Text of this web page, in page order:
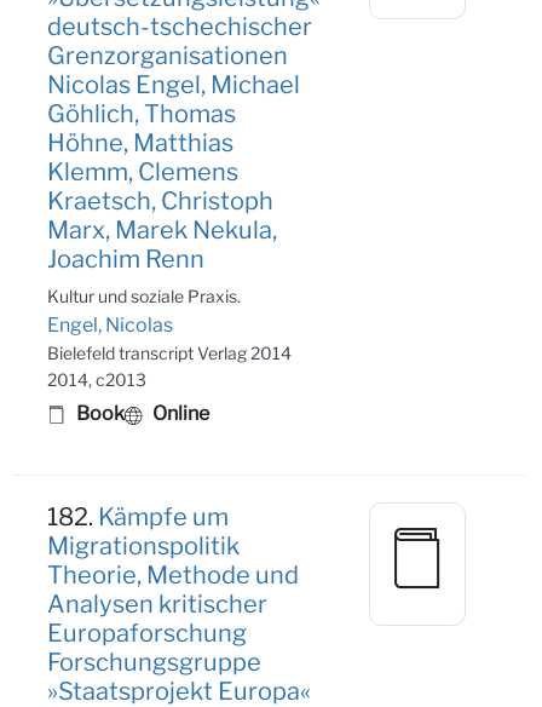
deutsch-tschechischer
Grenzorganisationen
Nicolas Engel, Michael
Göhlich, Thomas
Höhne, Matthias
Klemm, Clemens
Kraetsch, Christoph
Marx, Marek Nekula,
Joachim Renn
Kultur und soziale Praxis.
Engel, Nicolas
Bielefeld transcript Verlag 2014
2014, c2013
Book Online
182. Kämpfe um
Migrationspolitik
Theorie, Methode und
Analysen kritischer
Europaforschung
Forschungsgruppe
»Staatsprojekt Europa«